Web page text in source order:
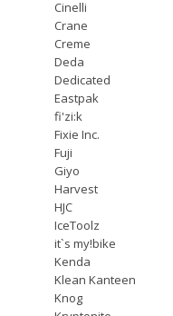
Cinelli
Crane
Creme
Deda
Dedicated
Eastpak
fi'zi:k
Fixie Inc.
Fuji
Giyo
Harvest
HJC
IceToolz
it`s my!bike
Kenda
Klean Kanteen
Knog